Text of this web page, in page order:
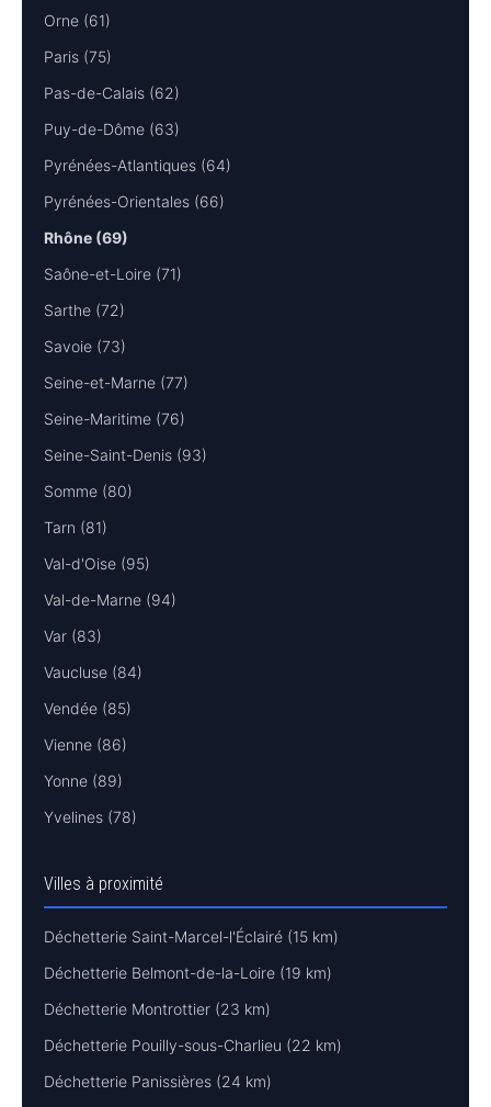
Orne (61)
Paris (75)
Pas-de-Calais (62)
Puy-de-Dôme (63)
Pyrénées-Atlantiques (64)
Pyrénées-Orientales (66)
Rhône (69)
Saône-et-Loire (71)
Sarthe (72)
Savoie (73)
Seine-et-Marne (77)
Seine-Maritime (76)
Seine-Saint-Denis (93)
Somme (80)
Tarn (81)
Val-d'Oise (95)
Val-de-Marne (94)
Var (83)
Vaucluse (84)
Vendée (85)
Vienne (86)
Yonne (89)
Yvelines (78)
Villes à proximité
Déchetterie Saint-Marcel-l'Éclairé (15 km)
Déchetterie Belmont-de-la-Loire (19 km)
Déchetterie Montrottier (23 km)
Déchetterie Pouilly-sous-Charlieu (22 km)
Déchetterie Panissières (24 km)